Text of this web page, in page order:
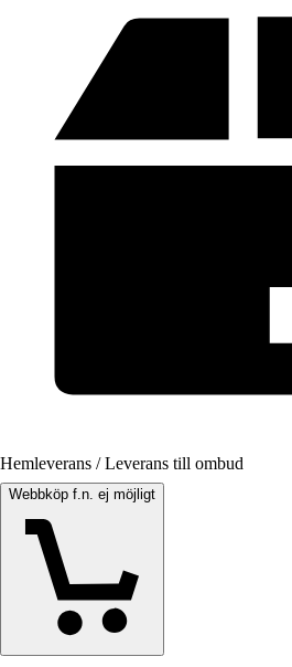
Hemleverans / Leverans till ombud
Webbköp f.n. ej möjligt